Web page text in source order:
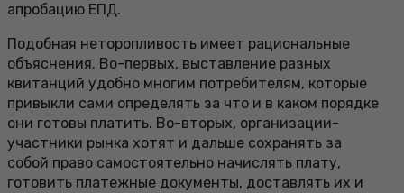
апробацию ЕПД.
Подобная неторопливость имеет рациональные
объяснения. Во-первых, выставление разных
квитанций удобно многим потребителям, которые
привыкли сами определять за что и в каком порядке
они готовы платить. Во-вторых, организации-
участники рынка хотят и дальше сохранять за
собой право самостоятельно начислять плату,
готовить платежные документы, доставлять их и